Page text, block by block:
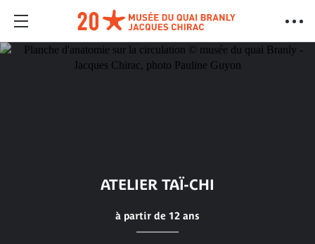
ATELIER TAÏ-CHI
à partir de 12 ans